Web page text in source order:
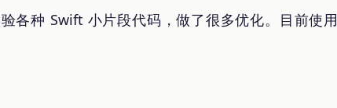
各种 Swift 小片段代码，做了很多优化。目前使用